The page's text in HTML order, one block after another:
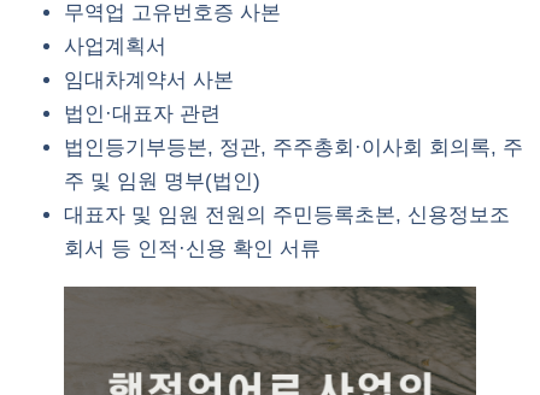
무역업 고유번호증 사본
사업계획서
임대차계약서 사본
법인·대표자 관련
법인등기부등본, 정관, 주주총회·이사회 회의록, 주
주 및 임원 명부(법인)
대표자 및 임원 전원의 주민등록초본, 신용정보조
회서 등 인적·신용 확인 서류